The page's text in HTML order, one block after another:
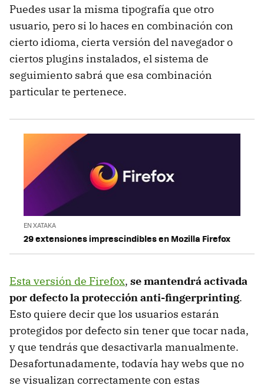
Puedes usar la misma tipografía que otro
usuario, pero si lo haces en combinación con
cierto idioma, cierta versión del navegador o
ciertos plugins instalados, el sistema de
seguimiento sabrá que esa combinación
particular te pertenece.
EN XATAKA
29 extensiones imprescindibles en Mozilla Firefox
Esta versión de Firefox, se mantendrá activada
por defecto la protección anti-fingerprinting.
Esto quiere decir que los usuarios estarán
protegidos por defecto sin tener que tocar nada,
y que tendrás que desactivarla manualmente.
Desafortunadamente, todavía hay webs que no
se visualizan correctamente con estas